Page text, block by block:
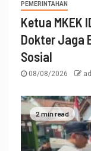
PEMERINTAHAN
Ketua MKEK
Dokter Jaga
Sosial
08/08/2026
2 min read